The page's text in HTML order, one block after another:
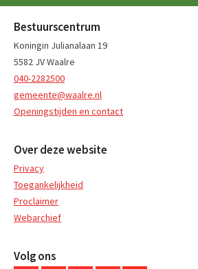
Bestuurscentrum
Koningin Julianalaan 19
5582 JV Waalre
040-2282500
gemeente@waalre.nl
Openingstijden en contact
Over deze website
Privacy
Toegankelijkheid
Proclaimer
Webarchief
Volg ons